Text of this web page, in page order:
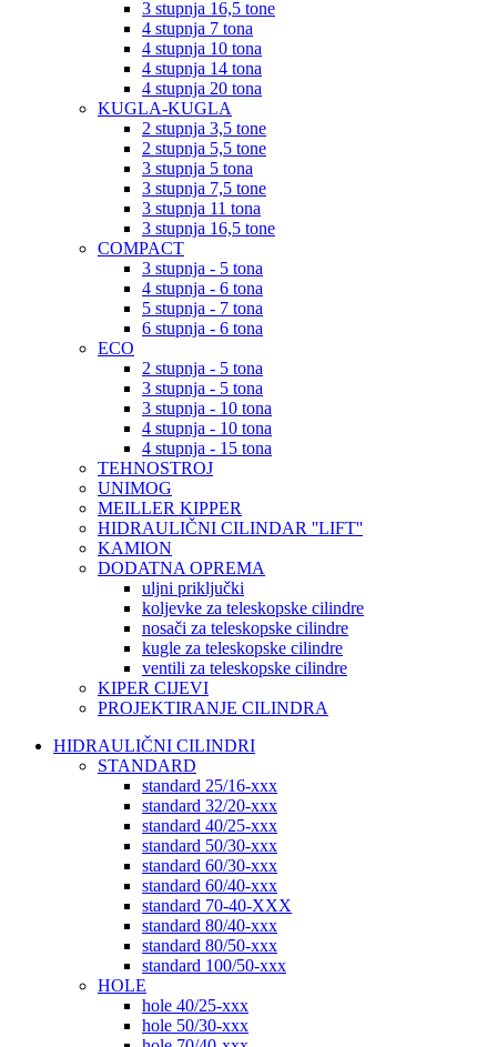
3 stupnja 16,5 tone
4 stupnja 7 tona
4 stupnja 10 tona
4 stupnja 14 tona
4 stupnja 20 tona
KUGLA-KUGLA
2 stupnja 3,5 tone
2 stupnja 5,5 tone
3 stupnja 5 tona
3 stupnja 7,5 tone
3 stupnja 11 tona
3 stupnja 16,5 tone
COMPACT
3 stupnja - 5 tona
4 stupnja - 6 tona
5 stupnja - 7 tona
6 stupnja - 6 tona
ECO
2 stupnja - 5 tona
3 stupnja - 5 tona
3 stupnja - 10 tona
4 stupnja - 10 tona
4 stupnja - 15 tona
TEHNOSTROJ
UNIMOG
MEILLER KIPPER
HIDRAULIČNI CILINDAR ''LIFT''
KAMION
DODATNA OPREMA
uljni priključki
koljevke za teleskopske cilindre
nosači za teleskopske cilindre
kugle za teleskopske cilindre
ventili za teleskopske cilindre
KIPER CIJEVI
PROJEKTIRANJE CILINDRA
HIDRAULIČNI CILINDRI
STANDARD
standard 25/16-xxx
standard 32/20-xxx
standard 40/25-xxx
standard 50/30-xxx
standard 60/30-xxx
standard 60/40-xxx
standard 70-40-XXX
standard 80/40-xxx
standard 80/50-xxx
standard 100/50-xxx
HOLE
hole 40/25-xxx
hole 50/30-xxx